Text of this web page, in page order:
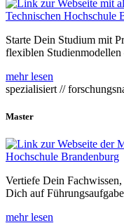
Starte Dein Studium mit
flexiblen
mehr lesen
spezialisiert //
Master
Vertiefe Dein
Dich auf
mehr lesen